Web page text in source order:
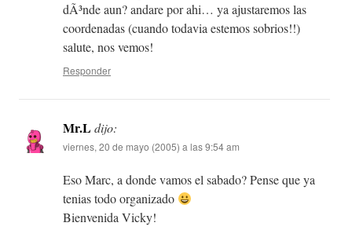
dÃ³nde aun? andare por ahi… ya ajustaremos las
coordenadas (cuando todavia estemos sobrios!!)
salute, nos vemos!
Responder
Mr.Ldijo:
viernes, 20 de mayo (2005) a las 9:54 am
Eso Marc, a donde vamos el sabado? Pense que ya
tenias todo organizado
Bienvenida Vicky!